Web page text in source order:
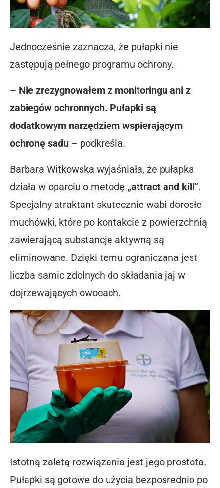
Jednocześnie zaznacza, że pułapki nie
zastępują pełnego programu ochrony.
– Nie zrezygnowałem z monitoringu ani z
zabiegów ochronnych. Pułapki są
dodatkowym narzędziem wspierającym
ochronę sadu – podkreśla.
Barbara Witkowska wyjaśniała, że pułapka
działa w oparciu o metodę „attract and kill”.
Specjalny atraktant skutecznie wabi dorosłe
muchówki, które po kontakcie z powierzchnią
zawierającą substancję aktywną są
eliminowane. Dzięki temu ograniczana jest
liczba samic zdolnych do składania jaj w
dojrzewających owocach.
Istotną zaletą rozwiązania jest jego prostota.
Pułapki są gotowe do użycia bezpośrednio po